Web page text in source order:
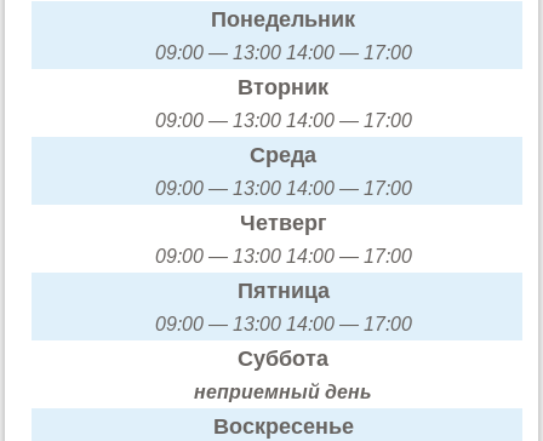
Понедельник
09:00 — 13:00 14:00 — 17:00
Вторник
09:00 — 13:00 14:00 — 17:00
Среда
09:00 — 13:00 14:00 — 17:00
Четверг
09:00 — 13:00 14:00 — 17:00
Пятница
09:00 — 13:00 14:00 — 17:00
Суббота
неприемный день
Воскресенье